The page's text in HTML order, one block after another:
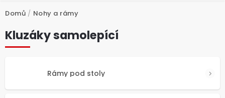
Domů / Nohy a rámy
Kluzáky samolepící
Rámy pod stoly